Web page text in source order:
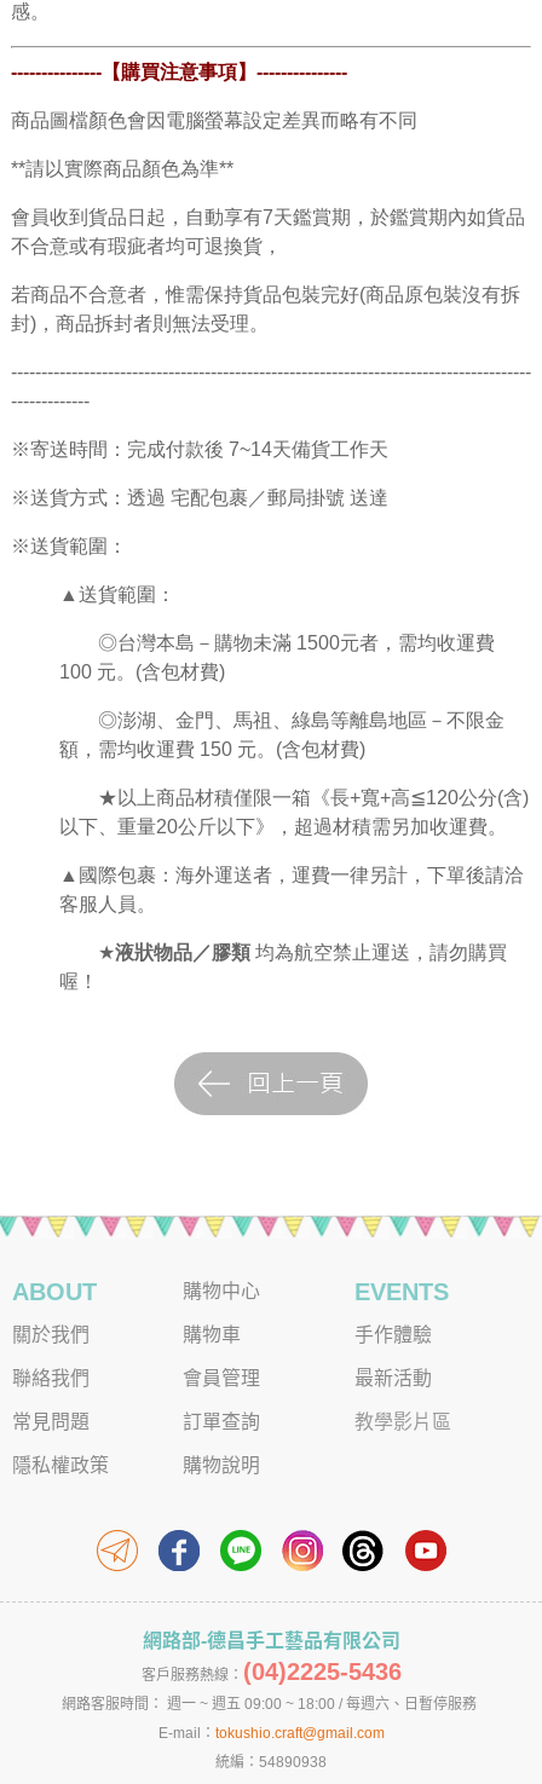
感。
---------------【購買注意事項】 ---------------
商品圖檔顏色會因電腦螢幕設定差異而略有不同
**請以實際商品顏色為準**
會員收到貨品日起，自動享有7天鑑賞期，於鑑賞期內如貨品
不合意或有瑕疵者均可退換貨，
若商品不合意者，惟需保持貨品包裝完好(商品原包裝沒有拆
封)，商品拆封者則無法受理。
--------------------------------------------------------------------------------------
-------------
※寄送時間：完成付款後 7~14天備貨工作天
※送貨方式：透過 宅配包裹／郵局掛號 送達
※送貨範圍：
▲送貨範圍：
◎台灣本島－購物未滿 1500元者，需均收運費
100 元。(含包材費)
◎澎湖、金門、馬祖、綠島等離島地區－不限金
額，需均收運費 150 元。(含包材費)
★ 以上商品材積僅限一箱《長+寬+高≦120公分(含)
以下、重量20公斤以下》，超過材積需另加收運費。
▲國際包裹：海外運送者，運費一律另計，下單後請洽
客服人員。
★液狀物品／膠類均為航空禁止運送，請勿購買
喔！
ABOUT
關於我們
聯絡我們
常見問題
隱私權政策
購物中心
購物車
會員管理
訂單查詢
購物說明
EVENTS
手作體驗
最新活動
教學影片區
網路部-德昌手工藝品有限公司
客戶服務熱線： (04)2225-5436
網路客服時間： 週一 ~ 週五 09:00 ~ 18:00 / 每週六、日暫停服務
E-mail： tokushio.craft@gmail.com
統編：54890938